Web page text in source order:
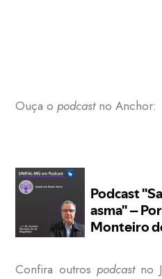
Ouça opodcastno Anchor:
Confira outros podcastno